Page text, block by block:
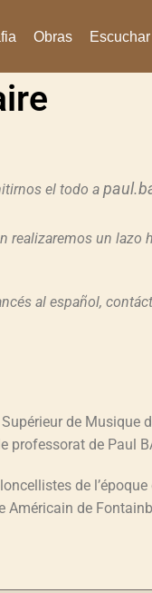
Obras Escuchar
el todo a
realizaremos un lazo
al español,
de Musique
professorat de Paul
de l’époque
Américain de